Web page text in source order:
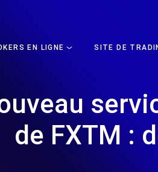
EN LIGNE SITE DE
de FXTM :